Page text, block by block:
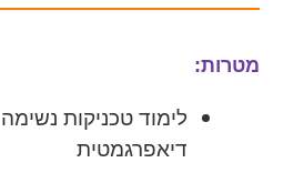
מטרות:
לימוד טכניקות נשימה
דיאפרגמטית